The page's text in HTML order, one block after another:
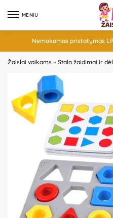
MENIU
Nemokamas pristatymas
Žaislai vaikams » Stalo žaidimai ir